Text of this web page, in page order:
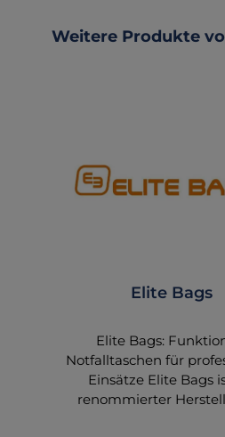
Produktgalerie
Weitere Produkte
Elite Bags
Elite Bags:
Notfalltaschen für
Einsätze Elite Bags
renommierter